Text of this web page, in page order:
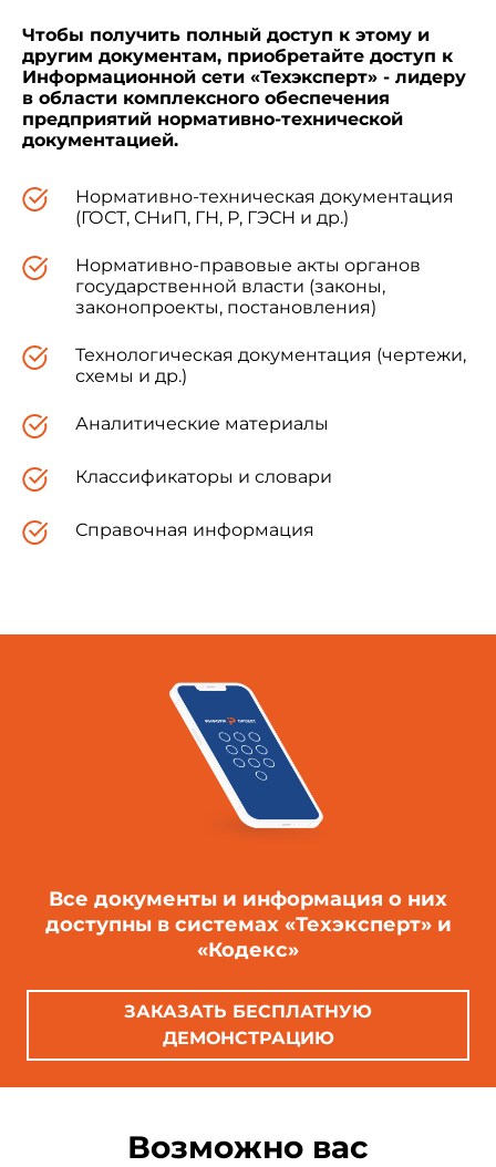
Чтобы получить полный доступ к этому и
другим документам, приобретайте доступ к
Информационной сети «Техэксперт» - лидеру
в области комплексного обеспечения
предприятий нормативно-технической
документацией.
Нормативно-техническая документация
(ГОСТ, СНиП, ГН, Р, ГЭСН и др.)
Нормативно-правовые акты органов
государственной власти (законы,
законопроекты, постановления)
Технологическая документация (чертежи,
схемы и др.)
Аналитические материалы
Классификаторы и словари
Справочная информация
Все документы и информация о них
доступны в системах «Техэксперт» и
«Кодекс»
ЗАКАЗАТЬ БЕСПЛАТНУЮ
ДЕМОНСТРАЦИЮ
Возможно вас